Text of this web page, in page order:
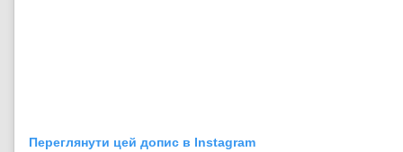
Переглянути цей допис в Instagram